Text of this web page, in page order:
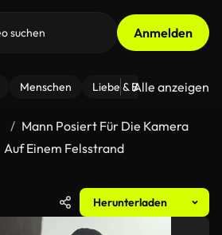
Anmelden
Menschen Liebe & Beziehungen
Alle anzeigen
Mann Posiert Für Die Kamera
Auf Einem Felsstrand
Herunterladen